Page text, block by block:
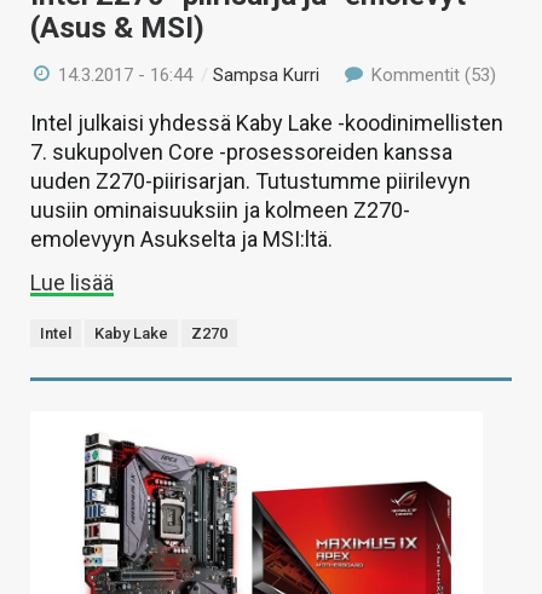
(Asus & MSI)
14.3.2017 - 16:44 /Sampsa Kurri Kommentit (53)
Intel julkaisi yhdessä Kaby Lake -koodinimellisten
7. sukupolven Core -prosessoreiden kanssa
uuden Z270-piirisarjan. Tutustumme piirilevyn
uusiin ominaisuuksiin ja kolmeen Z270-
emolevyyn Asukselta ja MSI:ltä.
Lue lisää
Intel Kaby Lake Z270